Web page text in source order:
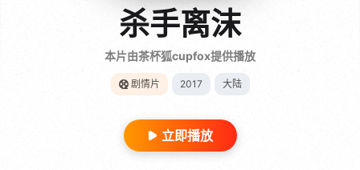
杀手离沫
本片由茶杯狐cupfox提供播放
剧情片 2017 大陆
立即播放